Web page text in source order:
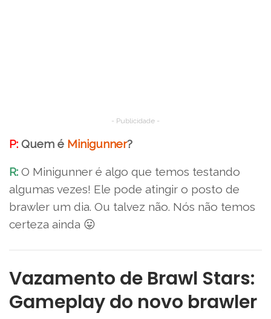
- Publicidade -
P: Quem é Minigunner?
R: O Minigunner é algo que temos testando
algumas vezes! Ele pode atingir o posto de
brawler um dia. Ou talvez não. Nós não temos
certeza ainda 😛
Vazamento de Brawl Stars:
Gameplay do novo brawler